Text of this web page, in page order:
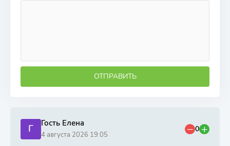
ОТПРАВИТЬ
Г Гость Елена
4 августа 2026 19:05
0